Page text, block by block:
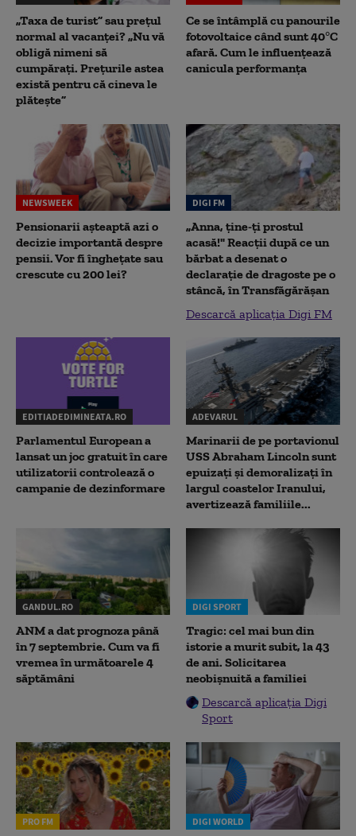
„Taxa de turist” sau prețul
normal al vacanței? „Nu vă
obligă nimeni să
cumpărați. Prețurile astea
există pentru că cineva le
plătește”
Ce se întâmplă cu panourile
fotovoltaice când sunt 40°C
afară. Cum le influențează
canicula performanța
NEWSWEEK
Pensionarii așteaptă azi o
decizie importantă despre
pensii. Vor fi înghețate sau
crescute cu 200 lei?
DIGI FM
„Anna, ţine-ţi prostul
acasă!" Reacţii după ce un
bărbat a desenat o
declaraţie de dragoste pe o
stâncă, în Transfăgărăşan
Descarcă aplicația Digi FM
EDITIADEDIMINEATA.RO
Parlamentul European a
lansat un joc gratuit în care
utilizatorii controlează o
campanie de dezinformare
ADEVARUL
Marinarii de pe portavionul
USS Abraham Lincoln sunt
epuizați și demoralizați în
largul coastelor Iranului,
avertizează familiile...
GANDUL.RO
ANM a dat prognoza până
în 7 septembrie. Cum va fi
vremea în următoarele 4
săptămâni
DIGI SPORT
Tragic: cel mai bun din
istorie a murit subit, la 43
de ani. Solicitarea
neobișnuită a familiei
Descarcă aplicația Digi
Sport
PRO FM DIGI WORLD